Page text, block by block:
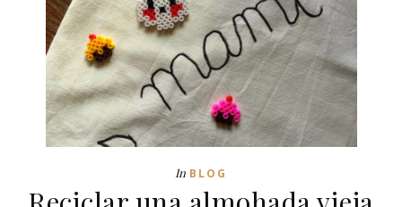
In BLOG